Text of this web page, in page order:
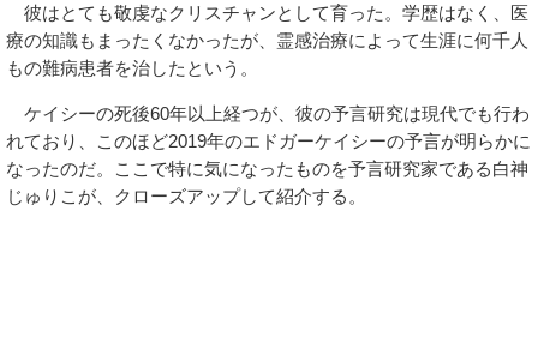
彼はとても敬虔なクリスチャンとして育った。学歴はなく、医
療の知識もまったくなかったが、霊感治療によって生涯に何千人
もの難病患者を治したという。
ケイシーの死後60年以上経つが、彼の予言研究は現代でも行わ
れており、このほど2019年のエドガーケイシーの予言が明らかに
なったのだ。ここで特に気になったものを予言研究家である白神
じゅりこが、クローズアップして紹介する。